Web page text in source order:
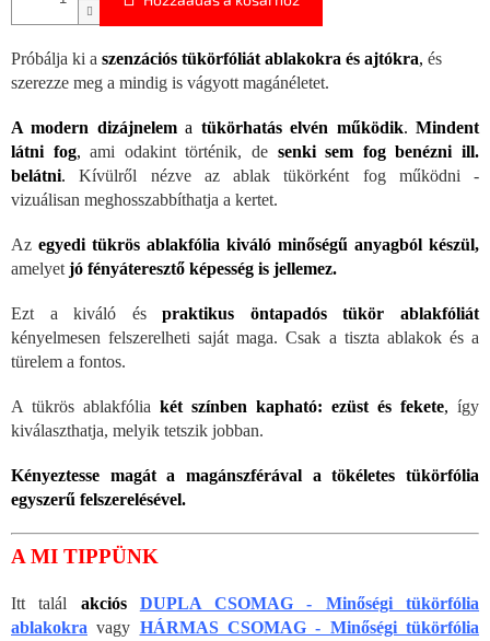
Próbálja ki a szenzációs tükörfóliát ablakokra és ajtókra, és
szerezze meg a mindig is vágyott magánéletet.
A modern dizájnelema tükörhatás elvén működik.Mindent
látni fog, ami odakint történik, de senki sem fog benézni ill.
belátni. Kívülről nézve az ablak tükörként fog működni -
vizuálisan meghosszabbíthatja a kertet.
Az egyedi tükrös ablakfólia kiváló minőségű anyagból készül,
amelyet jó fényáteresztő képesség is jellemez.
Ezt a kiváló éspraktikus öntapadós tükör ablakfóliát
kényelmesen felszerelheti saját maga. Csak a tiszta ablakok és a
türelem a fontos.
A tükrös ablakfólia két színben kapható: ezüst és fekete, így
kiválaszthatja, melyik tetszik jobban.
Kényeztesse magát a magánszférával a tökéletes tükörfólia
egyszerű felszerelésével.
A MI TIPPÜNK
Itt talál akciós
DUPLA CSOMAG - Minőségi tükörfólia
ablakokra vagy HÁRMAS CSOMAG - Minőségi tükörfólia